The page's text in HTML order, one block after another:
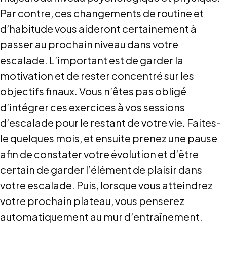
Par contre, ces changements de routine et
d’habitude vous aideront certainement à
passer au prochain niveau dans votre
escalade. L’important est de garder la
motivation et de rester concentré sur les
objectifs finaux. Vous n’êtes pas obligé
d’intégrer ces exercices à vos sessions
d’escalade pour le restant de votre vie. Faites-
le quelques mois, et ensuite prenez une pause
afin de constater votre évolution et d’être
certain de garder l’élément de plaisir dans
votre escalade. Puis, lorsque vous atteindrez
votre prochain plateau, vous penserez
automatiquement au mur d’entraînement.